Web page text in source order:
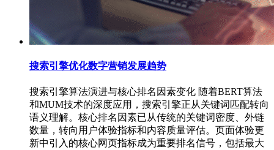
搜索引擎优化数字营销发展趋势
搜索引擎算法演进与核心排名因素变化 随着BERT算法
和MUM技术的深度应用，搜索引擎正从关键词匹配转向
语义理解。核心排名因素已从传统的关键词密度、外链
数量，转向用户体验指标和内容质量评估。页面体验更
新中引入的核心网页指标成为重要排名信号，包括最大